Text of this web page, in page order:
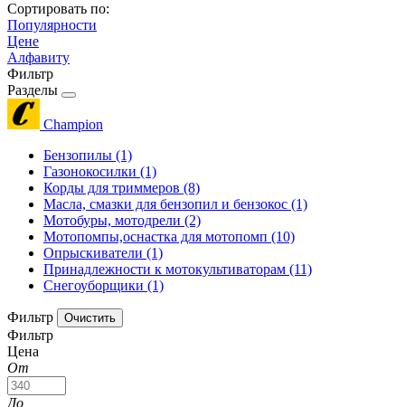
Сортировать по:
Популярности
Цене
Алфавиту
Фильтр
Разделы
Champion
Бензопилы (1)
Газонокосилки (1)
Корды для триммеров (8)
Масла, смазки для бензопил и бензокос (1)
Мотобуры, мотодрели (2)
Мотопомпы,оснастка для мотопомп (10)
Опрыскиватели (1)
Принадлежности к мотокультиваторам (11)
Снегоуборщики (1)
Фильтр
Фильтр
Цена
От
До